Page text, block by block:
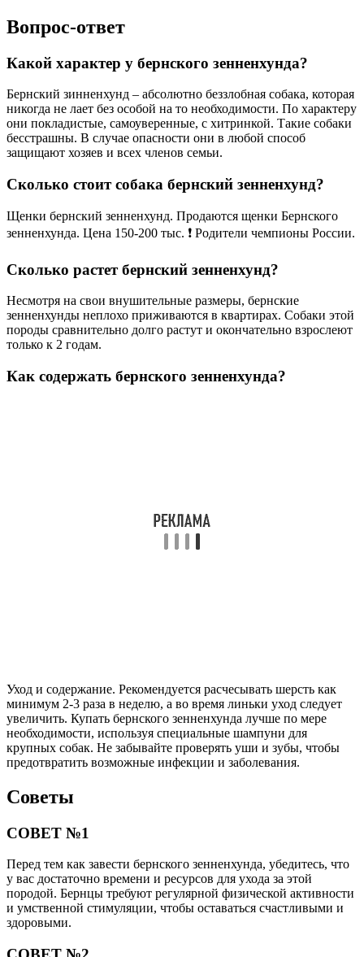
Вопрос-ответ
Какой характер у бернского зенненхунда?
Бернский зинненхунд – абсолютно беззлобная собака, которая
никогда не лает без особой на то необходимости. По характеру
они покладистые, самоуверенные, с хитринкой. Такие собаки
бесстрашны. В случае опасности они в любой способ
защищают хозяев и всех членов семьи.
Сколько стоит собака бернский зенненхунд?
Щенки бернский зенненхунд. Продаются щенки Бернского
зенненхунда. Цена 150-200 тыс. ❗️ Родители чемпионы России.
Сколько растет бернский зенненхунд?
Несмотря на свои внушительные размеры, бернские
зенненхунды неплохо приживаются в квартирах. Собаки этой
породы сравнительно долго растут и окончательно взрослеют
только к 2 годам.
Как содержать бернского зенненхунда?
Уход и содержание. Рекомендуется расчесывать шерсть как
минимум 2-3 раза в неделю, а во время линьки уход следует
увеличить. Купать бернского зенненхунда лучше по мере
необходимости, используя специальные шампуни для
крупных собак. Не забывайте проверять уши и зубы, чтобы
предотвратить возможные инфекции и заболевания.
Советы
СОВЕТ №1
Перед тем как завести бернского зенненхунда, убедитесь, что
у вас достаточно времени и ресурсов для ухода за этой
породой. Бернцы требуют регулярной физической активности
и умственной стимуляции, чтобы оставаться счастливыми и
здоровыми.